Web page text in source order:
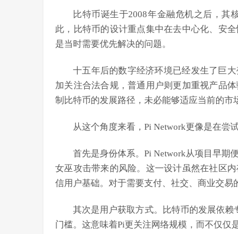
比特币诞生于2008年金融危机之后，其
此，比特币的设计重点集中在去中心化、安
是当时需要优先解决的问题。
十五年后的数字经济环境已经发生了巨
加关注合法合规，普通用户则更加重视产品
制比特币的发展路径，未必能够适应当前的市
从这个角度来看，Pi Network更像是在尝
首先是身份体系。Pi Network从项目早期
女巫攻击带来的风险。这一设计虽然在社区
信用户基础。对于需要支付、社交、商业交易
其次是用户获取方式。比特币的发展依
门槛。这意味着Pi更关注网络规模，而不仅仅